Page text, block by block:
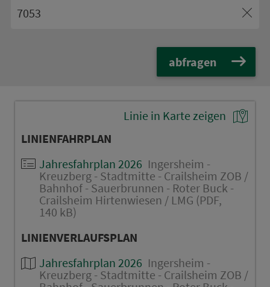
abfragen
Linie in Karte zeigen
LINIENFAHRPLAN
Jahresfahrplan 2026 Ingersheim -
Kreuzberg - Stadtmitte - Crailsheim ZOB /
Bahnhof - Sauerbrunnen - Roter Buck -
Crailsheim Hirtenwiesen / LMG (PDF,
140 kB)
LINIENVERLAUFSPLAN
Jahresfahrplan 2026 Ingersheim -
Kreuzberg - Stadtmitte - Crailsheim ZOB /